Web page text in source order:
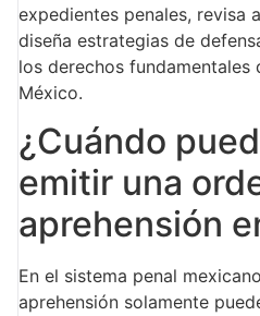
expedientes penales, revisa
diseña estrategias de
los derechos fundamentales
México.
¿Cuándo
emitir una
aprehensión
En el sistema penal
aprehensión solamente